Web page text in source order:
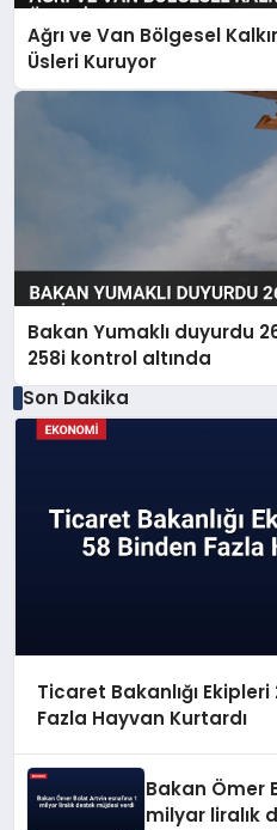
Ağrı ve Van Bölgesel
Üsleri Kuruyor
Bakan Yumaklı duyurdu
258i kontrol altında
Son Dakika
Ticaret Bakanlığı Ekipleri
Fazla Hayvan Kurtardı
Bakan Ömer
milyar liralık